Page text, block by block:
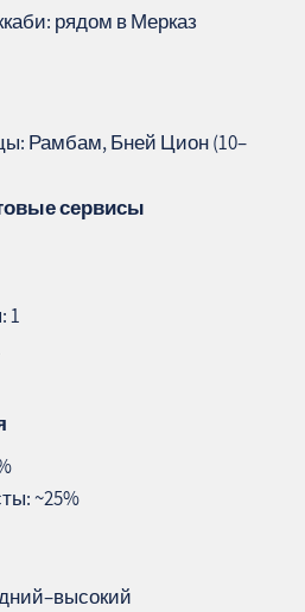
рядом в Мерказ
Рамбам, Бней Цион (10–
сервисы
1
~25%